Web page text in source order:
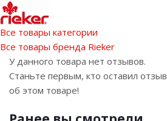
Все товары категории
Все товары бренда Rieker
У данного товара нет отзывов.
Станьте первым, кто оставил отзыв
об этом товаре!